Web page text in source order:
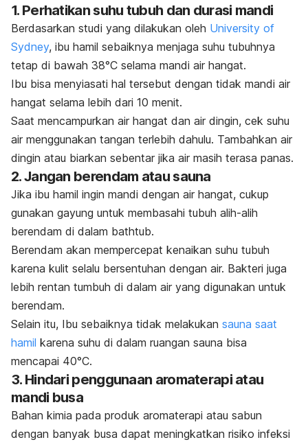
1. Perhatikan suhu tubuh dan durasi mandi
Berdasarkan studi yang dilakukan oleh University of
Sydney, ibu hamil sebaiknya menjaga suhu tubuhnya
tetap di bawah 38°C selama mandi air hangat.
Ibu bisa menyiasati hal tersebut dengan tidak mandi air
hangat selama lebih dari 10 menit.
Saat mencampurkan air hangat dan air dingin, cek suhu
air menggunakan tangan terlebih dahulu. Tambahkan air
dingin atau biarkan sebentar jika air masih terasa panas.
2. Jangan berendam atau sauna
Jika ibu hamil ingin mandi dengan air hangat, cukup
gunakan gayung untuk membasahi tubuh alih-alih
berendam di dalam bathtub.
Berendam akan mempercepat kenaikan suhu tubuh
karena kulit selalu bersentuhan dengan air. Bakteri juga
lebih rentan tumbuh di dalam air yang digunakan untuk
berendam.
Selain itu, Ibu sebaiknya tidak melakukan sauna saat
hamil karena suhu di dalam ruangan sauna bisa
mencapai 40°C.
3. Hindari penggunaan aromaterapi atau
mandi busa
Bahan kimia pada produk aromaterapi atau sabun
dengan banyak busa dapat meningkatkan risiko infeksi